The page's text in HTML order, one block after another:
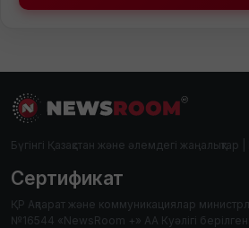
Бүгінгі Қазақстан және әлемдегі
Сертификат
ҚР Ақпарат және коммуникациялар
№16544 «NewsRoom +» АА Куәлігі берілген.